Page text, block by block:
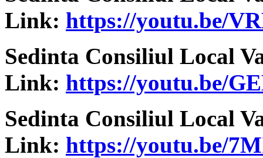
Link: https://youtu.be/
Sedinta Consiliul Local
Link: https://youtu.be/
Sedinta Consiliul Local
Link: https://youtu.be/